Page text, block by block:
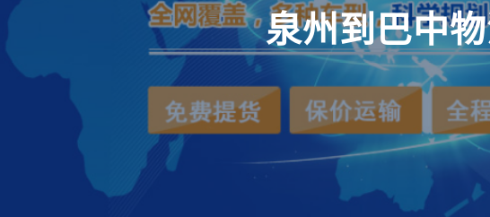
泉州到巴中